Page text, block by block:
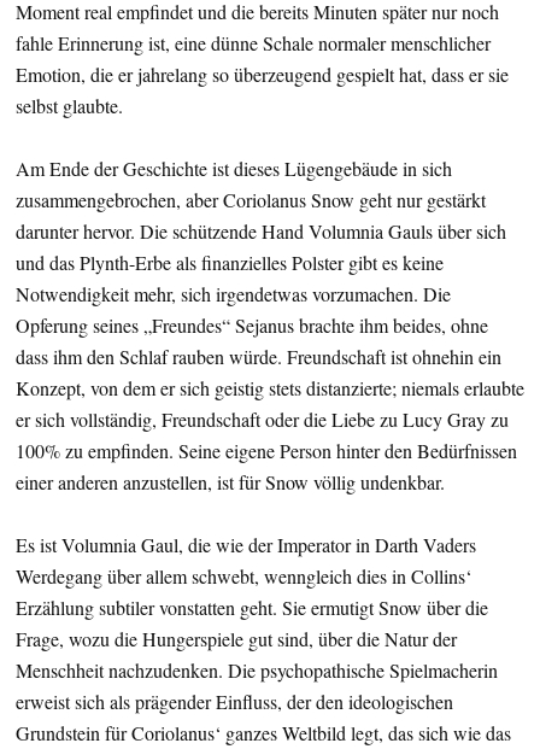
Moment real empfindet und die bereits Minuten später nur noch
fahle Erinnerung ist, eine dünne Schale normaler menschlicher
Emotion, die er jahrelang so überzeugend gespielt hat, dass er sie
selbst glaubte.
Am Ende der Geschichte ist dieses Lügengebäude in sich
zusammengebrochen, aber Coriolanus Snow geht nur gestärkt
darunter hervor. Die schützende Hand Volumnia Gauls über sich
und das Plynth-Erbe als finanzielles Polster gibt es keine
Notwendigkeit mehr, sich irgendetwas vorzumachen. Die
Opferung seines „Freundes“ Sejanus brachte ihm beides, ohne
dass ihm den Schlaf rauben würde. Freundschaft ist ohnehin ein
Konzept, von dem er sich geistig stets distanzierte; niemals erlaubte
er sich vollständig, Freundschaft oder die Liebe zu Lucy Gray zu
100% zu empfinden. Seine eigene Person hinter den Bedürfnissen
einer anderen anzustellen, ist für Snow völlig undenkbar.
Es ist Volumnia Gaul, die wie der Imperator in Darth Vaders
Werdegang über allem schwebt, wenngleich dies in Collins‘
Erzählung subtiler vonstatten geht. Sie ermutigt Snow über die
Frage, wozu die Hungerspiele gut sind, über die Natur der
Menschheit nachzudenken. Die psychopathische Spielmacherin
erweist sich als prägender Einfluss, der den ideologischen
Grundstein für Coriolanus‘ ganzes Weltbild legt, das sich wie das